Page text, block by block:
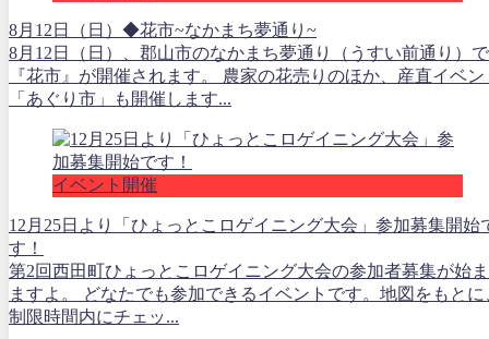
8月12日（日）◆花市~なかまち夢通り~
8月12日（日）、郡山市のなかまち夢通り（うすい前通り）で
『花市』が開催されます。 農家の花売りのほか、産直イベン
「あぐり市」も開催します...
イベント開催
12月25日より「ひょっとこロゲイニング大会」参加募集開始
す！
第2回西田町ひょっとこロゲイニング大会の参加者募集が始
ますよ。​ ​​どなたでも参加できるイベントです。地図をもとに
制限時間内にチェッ...